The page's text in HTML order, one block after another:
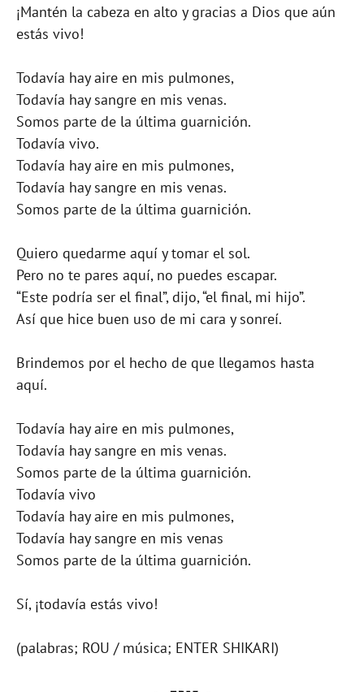
¡Mantén la cabeza en alto y gracias a Dios que aún
estás vivo!
Todavía hay aire en mis pulmones,
Todavía hay sangre en mis venas.
Somos parte de la última guarnición.
Todavía vivo.
Todavía hay aire en mis pulmones,
Todavía hay sangre en mis venas.
Somos parte de la última guarnición.
Quiero quedarme aquí y tomar el sol.
Pero no te pares aquí, no puedes escapar.
“Este podría ser el final”, dijo, “el final, mi hijo”.
Así que hice buen uso de mi cara y sonreí.
Brindemos por el hecho de que llegamos hasta
aquí.
Todavía hay aire en mis pulmones,
Todavía hay sangre en mis venas.
Somos parte de la última guarnición.
Todavía vivo
Todavía hay aire en mis pulmones,
Todavía hay sangre en mis venas
Somos parte de la última guarnición.
Sí, ¡todavía estás vivo!
(palabras; ROU / música; ENTER SHIKARI)